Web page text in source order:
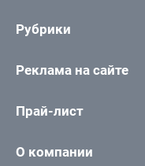
Рубрики
Реклама на сайте
Прай-лист
О компании